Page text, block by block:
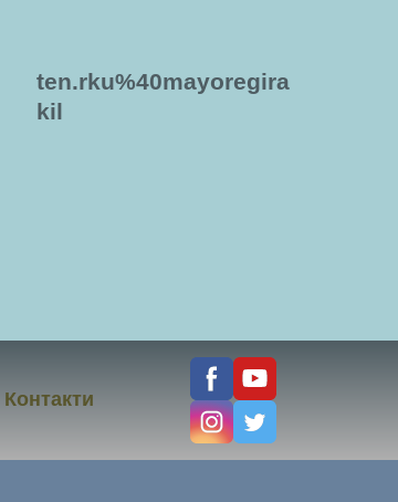
ten.rku%40mayoregira
kil
Контакти